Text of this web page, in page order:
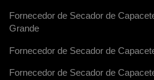
Fornecedor de Secador de
Grande
Fornecedor de Secador de
Fornecedor de Secador de